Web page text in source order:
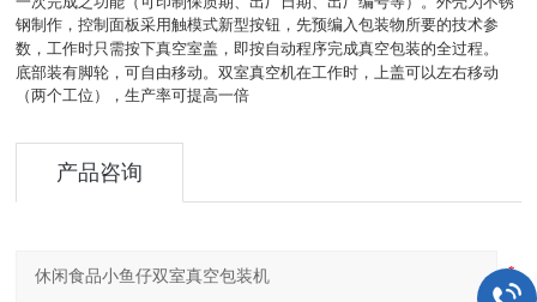
钢制作，控制面板采用触模式新型按钮，先预编入包装物所要的技术参
数，工作时只需按下真空室盖，即按自动程序完成真空包装的全过程。
底部装有脚轮，可自由移动。双室真空机在工作时，上盖可以左右移动
（两个工位），生产率可提高一倍
产品咨询